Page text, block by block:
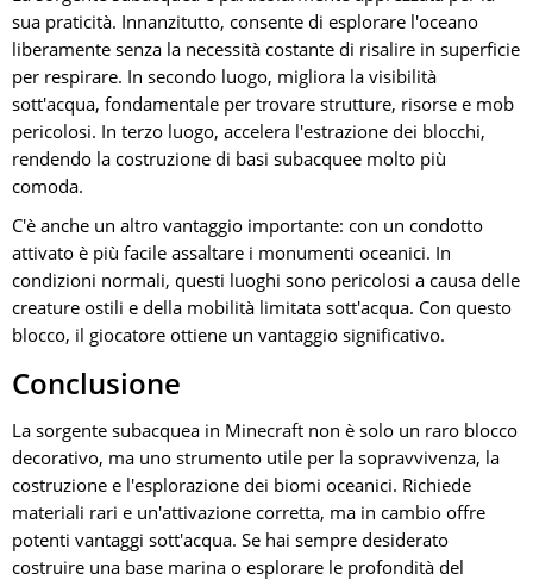
sua praticità. Innanzitutto, consente di esplorare l'oceano
liberamente senza la necessità costante di risalire in superficie
per respirare. In secondo luogo, migliora la visibilità
sott'acqua, fondamentale per trovare strutture, risorse e mob
pericolosi. In terzo luogo, accelera l'estrazione dei blocchi,
rendendo la costruzione di basi subacquee molto più
comoda.
C'è anche un altro vantaggio importante: con un condotto
attivato è più facile assaltare i monumenti oceanici. In
condizioni normali, questi luoghi sono pericolosi a causa delle
creature ostili e della mobilità limitata sott'acqua. Con questo
blocco, il giocatore ottiene un vantaggio significativo.
Conclusione
La sorgente subacquea in Minecraft non è solo un raro blocco
decorativo, ma uno strumento utile per la sopravvivenza, la
costruzione e l'esplorazione dei biomi oceanici. Richiede
materiali rari e un'attivazione corretta, ma in cambio offre
potenti vantaggi sott'acqua. Se hai sempre desiderato
costruire una base marina o esplorare le profondità del